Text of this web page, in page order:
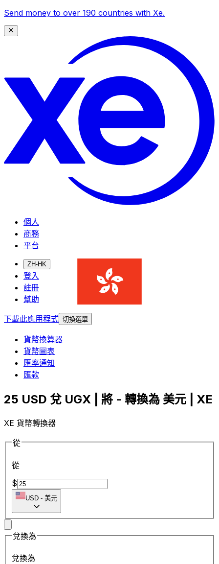
Send money to over 190 countries with Xe.
個人
商務
平台
ZH-HK
登入
註冊
幫助
下載此應用程式 切換選單
貨幣換算器
貨幣圖表
匯率通知
匯款
25 USD 兌 UGX | 將 - 轉換為 美元 | XE
XE 貨幣轉換器
從
從
$
USD - 美元
兌換為
兌換為